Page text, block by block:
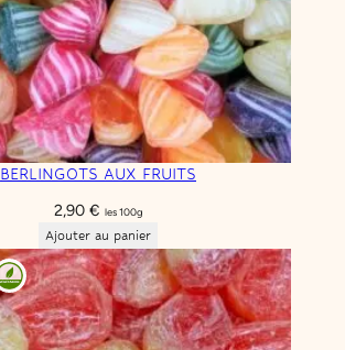
BERLINGOTS AUX FRUITS
2,90 € les 100g
Ajouter au panier